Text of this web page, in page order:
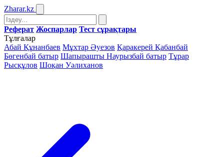
Zharar.kz
Реферат Жоспарлар Тест сұрақтары
Тұлғалар
Абай Құнанбаев Мұхтар Әуезов Қаракерей Қабанбай
Бөгенбай батыр Шапырашты Наурызбай батыр Тұрар
Рысқұлов Шоқан Уәлиханов